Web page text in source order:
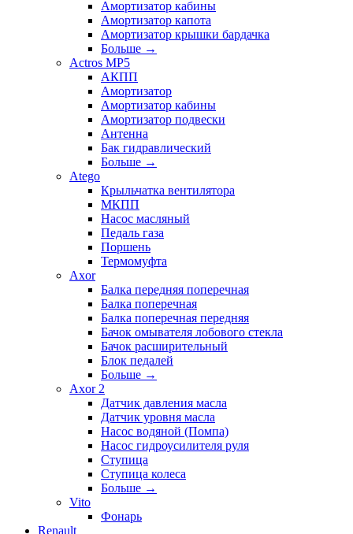
Амортизатор кабины
Амортизатор капота
Амортизатор крышки бардачка
Больше →
Actros MP5
АКПП
Амортизатор
Амортизатор кабины
Амортизатор подвески
Антенна
Бак гидравлический
Больше →
Atego
Крыльчатка вентилятора
МКПП
Насос масляный
Педаль газа
Поршень
Термомуфта
Axor
Балка передняя поперечная
Балка поперечная
Балка поперечная передняя
Бачок омывателя лобового стекла
Бачок расширительный
Блок педалей
Больше →
Axor 2
Датчик давления масла
Датчик уровня масла
Насос водяной (Помпа)
Насос гидроусилителя руля
Ступица
Ступица колеса
Больше →
Vito
Фонарь
Renault